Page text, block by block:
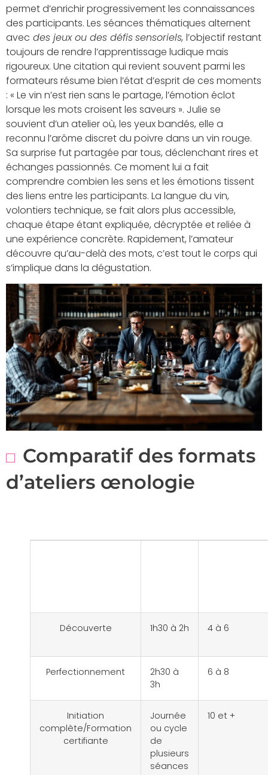
permet d’enrichir progressivement les connaissances
des participants. Les séances thématiques alternent
avec des jeux ou des défissensoriels, l’objectif restant
toujours de rendre l’apprentissage ludique mais
rigoureux. Une citation qui revient souvent parmi les
formateurs résume bien l’état d’esprit de ces moments
: « Le vin n’est rien sans le partage, l’émotion éclot
lorsque les mots croisent les saveurs ». Julie se
souvient d’un atelier où, les yeux bandés, elle a
reconnu l’arôme discret du poivre dans un vin rouge.
Sa surprise fut partagée par tous, déclenchant rires et
échanges passionnés. Ce moment lui a fait
comprendre combien les sens et les émotions tissent
des liens entre les participants. La langue du vin,
volontiers technique, se fait alors plus accessible,
chaque étape étant expliquée, décryptée et reliée à
une expérience concrète. Rapidement, l’amateur
découvre qu’au-delà des mots, c’est tout le corps qui
s’implique dans la dégustation.
Comparatif des formats
d’ateliers œnologie
Découverte 1h30 à 2h 4 à 6
Perfectionnement
2h30 à
3h
6 à 8
Initiation
complète/Formation
certifiante
Journée
ou cycle
de
plusieurs
séances
10 et +